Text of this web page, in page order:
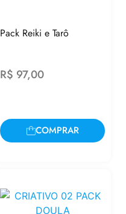
Pack Reiki e Tarô
R$ 97,00
COMPRAR